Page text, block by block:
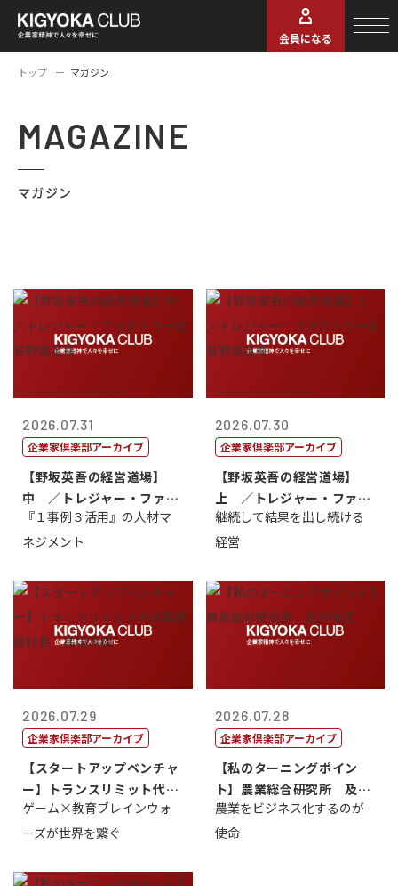
会員になる
トップ マガジン
MAGAZINE
マガジン
2026.07.31
企業家倶楽部アーカイブ
【野坂英吾の経営道場】
中 ／トレジャー・ファク
トリー社長野坂...
『１事例３活用』の人材マ
ネジメント
2026.07.30
企業家倶楽部アーカイブ
【野坂英吾の経営道場】
上 ／トレジャー・ファク
トリー社長野坂...
継続して結果を出し続ける
経営
2026.07.29
企業家倶楽部アーカイブ
【スタートアップベンチャ
ー】トランスリミット代表
取締役社長 ...
ゲーム×教育ブレインウォ
ーズが世界を繋ぐ
2026.07.28
企業家倶楽部アーカイブ
【私のターニングポイン
ト】農業総合研究所 及川
智正
農業をビジネス化するのが
使命